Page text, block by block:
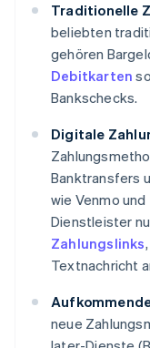
Traditionelle
beliebten
gehören
Debitkarten
Bankschecks.
Digitale
Banktransfers
wie Venmo
Dienstleister
Zahlungslinks
Textnachricht
neue